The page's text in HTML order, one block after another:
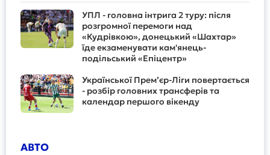
УПЛ - головна інтрига 2 туру: після
розгромної перемоги над
«Кудрівкою», донецький «Шахтар»
їде екзаменувати кам'янець-
подільський «Епіцентр»
Української Прем’єр-Ліги повертається
- розбір головних трансферів та
календар першого вікенду
АВТО